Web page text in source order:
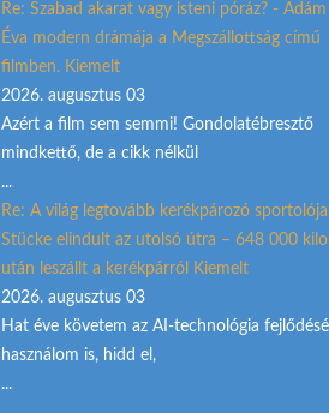
Re: Szabad akarat vagy isteni póráz? - Ádám
Éva modern drámája a Megszállottság című
filmben. Kiemelt
2026. augusztus 03
Azért a film sem semmi! Gondolatébresztő
mindkettő, de a cikk nélkül
...
Re: A világ legtovább kerékpározó
Stücke elindult az utolsó útra – 648 000
után leszállt a kerékpárról Kiemelt
2026. augusztus 03
Hat éve követem az AI-technológia
használom is, hidd el,
...